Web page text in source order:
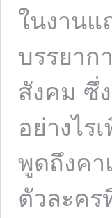
ในงานแ
บรรยาก
สังคม ซึ่
อย่างไร
พูดถึงคา
ตัวละค